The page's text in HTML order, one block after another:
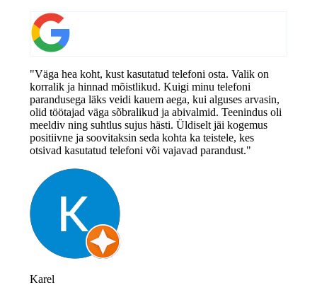
"Väga hea koht, kust kasutatud telefoni osta. Valik on
korralik ja hinnad mõistlikud. Kuigi minu telefoni
parandusega läks veidi kauem aega, kui alguses arvasin,
olid töötajad väga sõbralikud ja abivalmid. Teenindus oli
meeldiv ning suhtlus sujus hästi. Üldiselt jäi kogemus
positiivne ja soovitaksin seda kohta ka teistele, kes
otsivad kasutatud telefoni või vajavad parandust."
Karel